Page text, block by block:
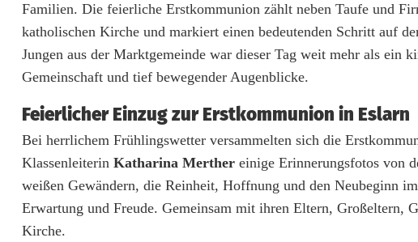
v
e
r
e
i
n
t
2
Familien. Die feierliche Erstkommunion zählt neben Taufe und
katholischen Kirche und markiert einen bedeutenden Schritt auf
Jungen aus der Marktgemeinde war dieser Tag weit mehr als ein
Gemeinschaft und tief bewegender Augenblicke.
Feierlicher Einzug zur Erstkommunion in Eslarn
Bei herrlichem Frühlingswetter versammelten sich die
Klassenleiterin Katharina Merther einige Erinnerungsfotos von
weißen Gewändern, die Reinheit, Hoffnung und den Neubeginn
Erwartung und Freude. Gemeinsam mit ihren Eltern, Großeltern,
Kirche.